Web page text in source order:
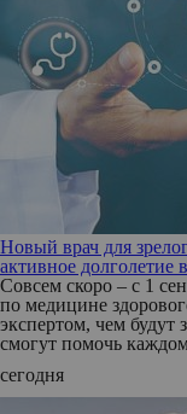
Новый врач для
активное долголетие
Совсем скоро – с 1
по медицине
экспертом, чем будут
смогут помочь
сегодня